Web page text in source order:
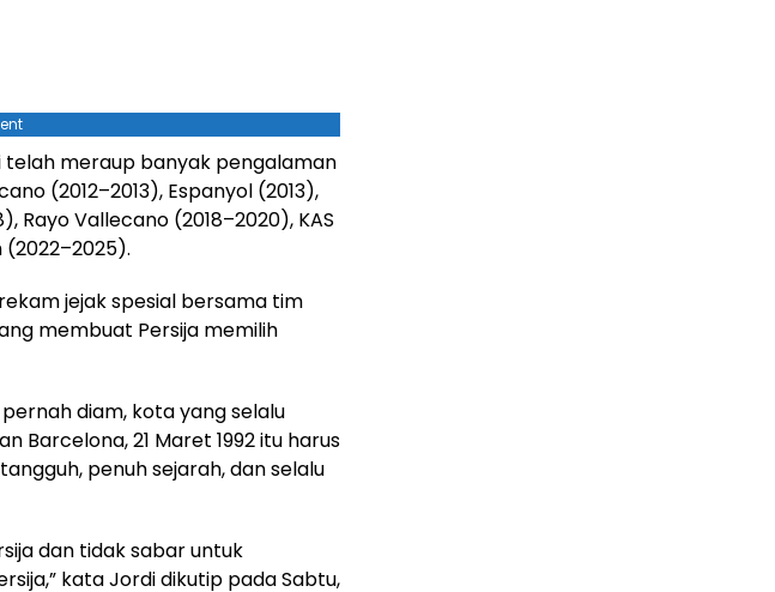
telah meraup banyak pengalaman
(2012–2013), Espanyol (2013),
Rayo Vallecano (2018–2020), KAS
(2022–2025).
jejak spesial bersama tim
membuat Persija memilih
diam, kota yang selalu
Barcelona, 21 Maret 1992 itu harus
penuh sejarah, dan selalu
dan tidak sabar untuk
kata Jordi dikutip pada Sabtu,